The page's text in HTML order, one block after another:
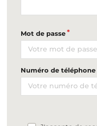
Mot de passe
Numéro de téléphone